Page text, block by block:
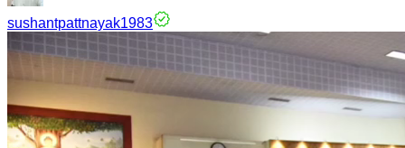
sushantpattnayak1983